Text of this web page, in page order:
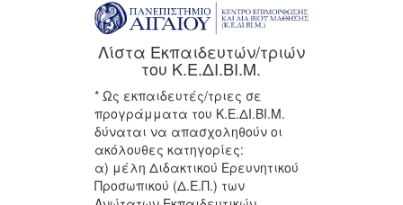
Λίστα Εκπαιδευτών/τριών
του Κ.Ε.ΔΙ.ΒΙ.Μ.
* Ως εκπαιδευτές/τριες σε
προγράμματα του Κ.Ε.ΔΙ.ΒΙ.Μ.
δύναται να απασχοληθούν οι
ακόλουθες κατηγορίες:
α) μέλη Διδακτικού Ερευνητικού
Προσωπικού (Δ.Ε.Π.) των